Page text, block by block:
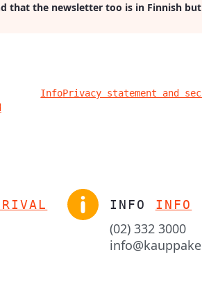
that the newsletter too is in Finnish
InfoPrivacy statement and
INFO INFO
(02) 332 3000